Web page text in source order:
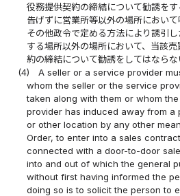
役務提供契約の締結について勧誘を
告げずに営業所等以外の場所におい
その他政令で定める方法により誘引
する場所以外の場所において、当該
約の締結について勧誘をしてはならな
(4)
A seller or a service provider
whom the seller or the service
taken along with them or whom
provider has induced away from a
or other location by any other
Order, to enter into a sales
connected with a door-to-door
into and out of which the general
without first having informed the
doing so is to solicit the person to